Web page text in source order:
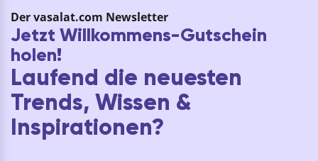
Der vasalat.com Newsletter
Jetzt Willkommens-Gutschein
holen!
Laufend die neuesten
Trends, Wissen &
Inspirationen?